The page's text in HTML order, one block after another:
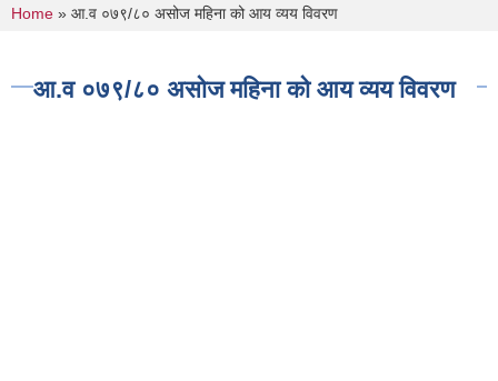
You are here
Home » आ.व ०७९/८० असोज महिना को आय व्यय विवरण
आ.व ०७९/८० असोज महिना को आय व्यय विवरण